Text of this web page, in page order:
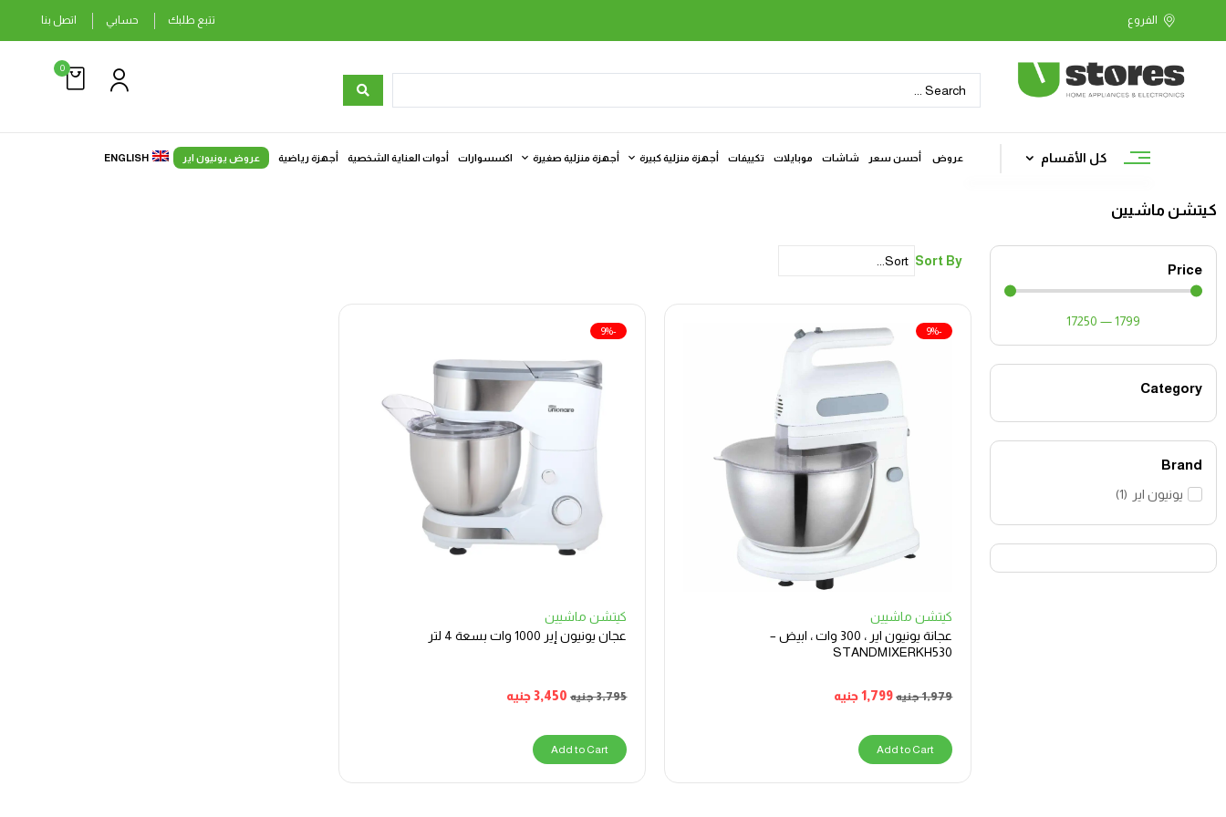
تتبع طلبك حسابي اتصل بنا
0
كل الأقسام عروض أحسن سعر شاشات موبايلات تكييفات أجهزة منزلية كبيرة أجهزة منزلية صغيرة اكسسوارات أدوات العناية الشخصية أجهزة رياضية عروض يونيون اير ENGLISH
كيتشن ماشيين
Price
1799
—
17250
Category
Brand
يونيون اير (
1
)
Sort By
كيتشن ماشيين
عجانة يونيون اير ، 300 وات ، ابيض –
STANDMIXERKH530
1,979جنيه 1,799 جنيه
-9%
Add to Cart
كيتشن ماشيين
عجان يونيون إير 1000 وات بسعة 4 لتر
3,795جنيه 3,450 جنيه
-9%
Add to Cart